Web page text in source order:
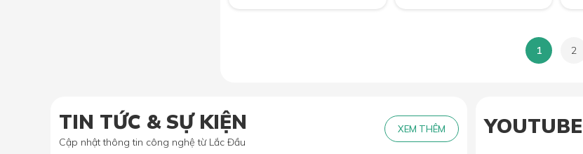
1 2
TIN TỨC & SỰ KIỆN
Cập nhật thông tin công nghệ từ Lắc Đầu
XEM THÊM